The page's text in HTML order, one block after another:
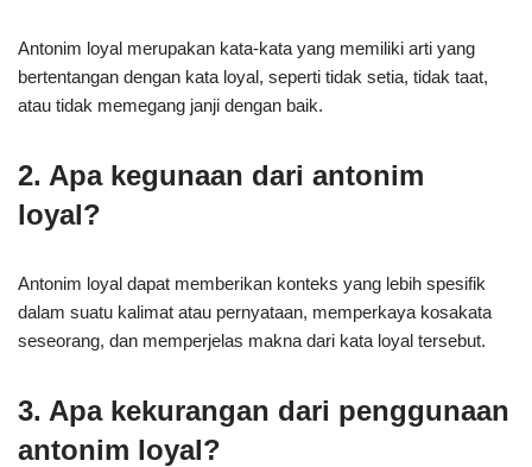
Antonim loyal merupakan kata-kata yang memiliki arti yang
bertentangan dengan kata loyal, seperti tidak setia, tidak taat,
atau tidak memegang janji dengan baik.
2. Apa kegunaan dari antonim
loyal?
Antonim loyal dapat memberikan konteks yang lebih spesifik
dalam suatu kalimat atau pernyataan, memperkaya kosakata
seseorang, dan memperjelas makna dari kata loyal tersebut.
3. Apa kekurangan dari penggunaan
antonim loyal?